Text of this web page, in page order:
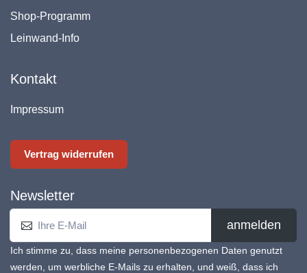
Shop-Programm
Leinwand-Info
Kontakt
Impressum
Vertrag widerrufen
Newsletter
anmelden
Ich stimme zu, dass meine personenbezogenen Daten genutzt
werden, um werbliche E-Mails zu erhalten, und weiß, dass ich